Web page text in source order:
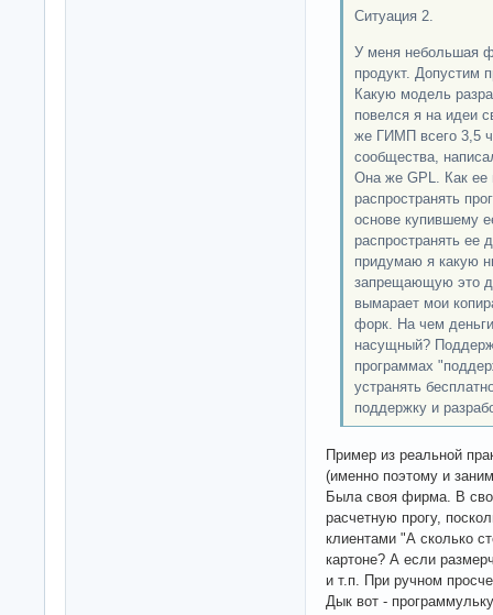
Ситуация 2.
У меня небольшая
продукт. Допустим
Какую модель
повелся я на идеи
же ГИМП всего 3,5
сообщества,
Она же GPL. Как ее
распространять
основе купившему
распространять ее
придумаю я какую
запрещающую это
вымарает мои
форк. На чем
насущный?
программах
устранять
поддержку и
Пример из реальной
(именно поэтому и
Была своя фирма. В
расчетную прогу,
клиентами "А сколько
картоне? А если
и т.п. При ручном
Дык вот -